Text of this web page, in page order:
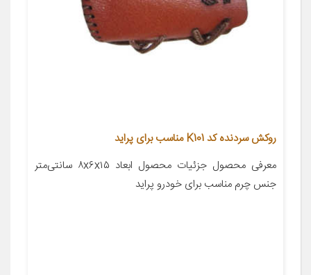
روکش سردنده کد K101 مناسب برای پراید
معرفی محصول جزئیات محصول ابعاد ۸x۶x۱۵ سانتی‌متر
جنس چرم مناسب برای خودرو پراید